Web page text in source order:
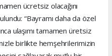
ücretsiz olacağını
“Bayramı daha da özel
ulaşımı tamamen üretsiz
birlikte hemşehrilerimizin